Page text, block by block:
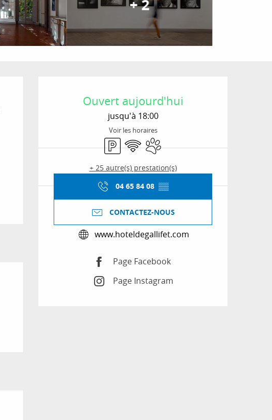
+ 2
Ouverture et
Ouvert aujourd'hui
jusqu'à 18:00
Voir les horaires
ParkingWiFi Animaux acceptés
+ 25 autre(s) prestation(s)
04 65 84 08 ▒▒
CONTACTEZ-NOUS
www.hoteldegallifet.com
Page Facebook
Page Instagram